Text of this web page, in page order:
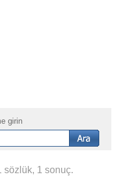
girin
sözlük, 1 sonuç.